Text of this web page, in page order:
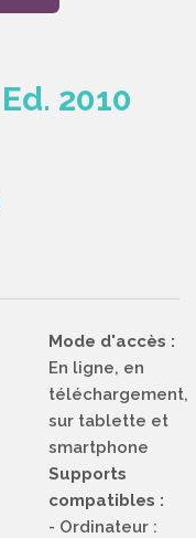
2010
Mode d'accès :
En ligne, en
téléchargement,
sur tablette et
smartphone
Supports
compatibles :
- Ordinateur :